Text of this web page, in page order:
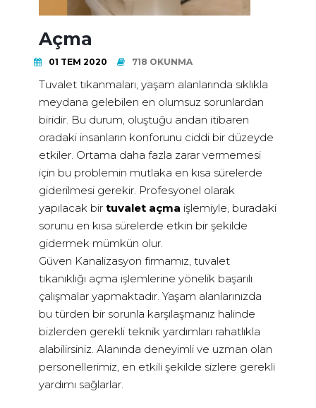
Açma
01 TEM 2020 718 OKUNMA
Tuvalet tıkanmaları, yaşam alanlarında sıklıkla
meydana gelebilen en olumsuz sorunlardan
biridir. Bu durum, oluştuğu andan itibaren
oradaki insanların konforunu ciddi bir düzeyde
etkiler. Ortama daha fazla zarar vermemesi
için bu problemin mutlaka en kısa sürelerde
giderilmesi gerekir. Profesyonel olarak
yapılacak bir tuvalet açma işlemiyle, buradaki
sorunu en kısa sürelerde etkin bir şekilde
gidermek mümkün olur.
Güven Kanalizasyon firmamız, tuvalet
tıkanıklığı açma işlemlerine yönelik başarılı
çalışmalar yapmaktadır. Yaşam alanlarınızda
bu türden bir sorunla karşılaşmanız halinde
bizlerden gerekli teknik yardımları rahatlıkla
alabilirsiniz. Alanında deneyimli ve uzman olan
personellerimiz, en etkili şekilde sizlere gerekli
yardımı sağlarlar.